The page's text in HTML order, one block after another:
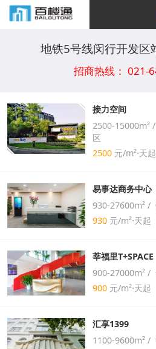
地铁5号线闵行开发区
招商热线： 021-
接力空间
2500-15000m²
区
2500 元/m²⋅天起
易事达商务中心
930-27600m² /
930 元/m²⋅天起
莘福里T+SPACE
900-27000m² /
900 元/m²⋅天起
汇享1399
1100-9600m² /